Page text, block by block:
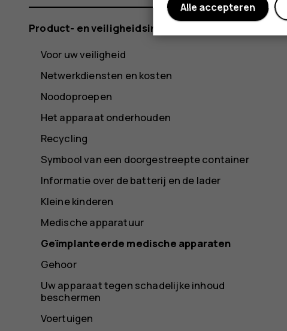
Product- en veiligheidsinformatie
Voor uw veiligheid
Netwerkdiensten en kosten
Noodoproepen
Het apparaat onderhouden
Recycling
Symbool van een doorgestreepte container
Informatie over de batterij en de lader
Kleine kinderen
Medische apparatuur
Geïmplanteerde medische apparaten
Gehoor
Uw apparaat tegen schadelijke inhoud
beschermen
Voertuigen
Alle accepteren